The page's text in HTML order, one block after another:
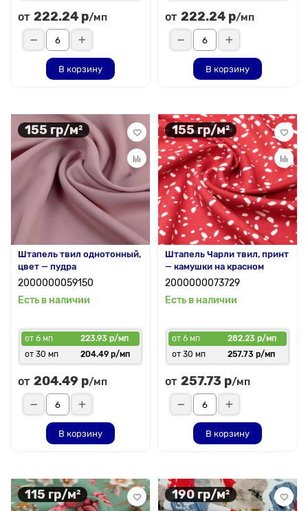
от 222.24 р/мп
В корзину
от 222.24 р/мп
В корзину
155 гр/м²
Штапель твил однотонный,
цвет — пудра
2000000059150
Есть в наличии
от 6 мп
223.93 р/мп
от 30 мп
204.49 р/мп
от 204.49 р/мп
В корзину
155 гр/м²
Штапель Чарли твил, принт
— камушки на красном
2000000073729
Есть в наличии
от 6 мп
282.23 р/мп
от 30 мп
257.73 р/мп
от 257.73 р/мп
В корзину
115 гр/м² 190 гр/м²